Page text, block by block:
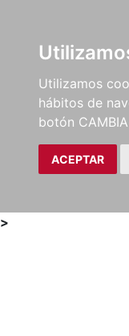
Utilizamos
hábitos de
botón
ACEPTAR
LIBROS
>